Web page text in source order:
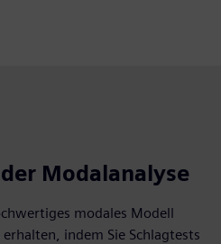
Modalanalyse
modales Modell
indem Sie Schlagtests